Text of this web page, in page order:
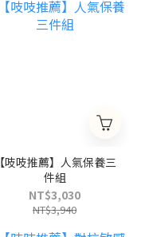
【吱吱推薦】人氣保養三
件組
NT$3,030
NT$3,940